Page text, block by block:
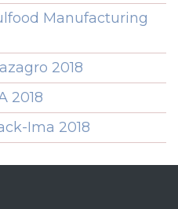
Manufacturing
2018
2018
Ima 2018